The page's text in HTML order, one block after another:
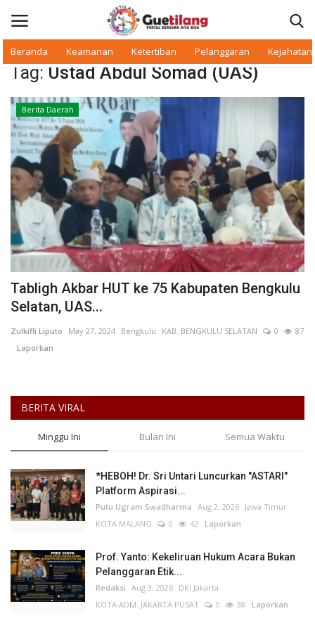
Beranda Keamanan Ketertiban Pelanggaran Kejahatan
Masuk Daftar
Beranda
Daerah
Makan Bergizi
Warkop Digital
Pelanggaran
Ketertiban
Keamanan
Cybers Event
UMKM & Ekonomi Kreatif
Pekerja Migran Indonesia
Ekonomi
Pendidikan
Informasi Journalism
Tag: Ustad Abdul Somad (UAS)
Berita Daerah
Tabligh Akbar HUT ke 75 Kabupaten Bengkulu
Selatan, UAS...
Zulkifli Liputo May 27, 2024 Bengkulu KAB. BENGKULU SELATAN 0
87
Laporkan
BERITA VIRAL
Minggu Ini Bulan Ini Semua Waktu
*HEBOH! Dr. Sri Untari Luncurkan "ASTARI"
Platform Aspirasi...
Putu Ugram Swadharma Aug 2, 2026 Jawa Timur
KOTA MALANG
0 42 Laporkan
Prof. Yanto: Kekeliruan Hukum Acara Bukan
Pelanggaran Etik...
Redaksi Aug 3, 2026 DKI Jakarta
KOTA ADM. JAKARTA PUSAT
0 38 Laporkan